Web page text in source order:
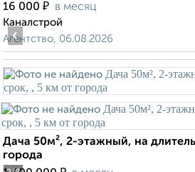
16 000 ₽ в месяц
Каналстрой
Агентство, 06.08.2026
‹
Дача 50м², 2-этажный, на
города